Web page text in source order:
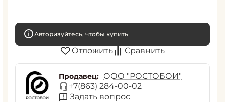
Авторизуйтесь, чтобы купить
Отложить Сравнить
Продавец: ООО "РОСТОБОИ"
+7(863) 284-00-02
Задать вопрос